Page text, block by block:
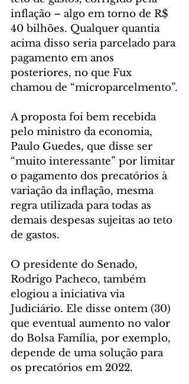
inflação – algo em torno de R$
40 bilhões. Qualquer quantia
acima disso seria parcelado para
pagamento em anos
posteriores, no que Fux
chamou de “microparcelmento”.
A proposta foi bem recebida
pelo ministro da economia,
Paulo Guedes, que disse ser
“muito interessante” por limitar
o pagamento dos precatórios à
variação da inflação, mesma
regra utilizada para todas as
demais despesas sujeitas ao teto
de gastos.
O presidente do Senado,
Rodrigo Pacheco, também
elogiou a iniciativa via
Judiciário. Ele disse ontem (30)
que eventual aumento no valor
do Bolsa Família, por exemplo,
depende de uma solução para
os precatórios em 2022.